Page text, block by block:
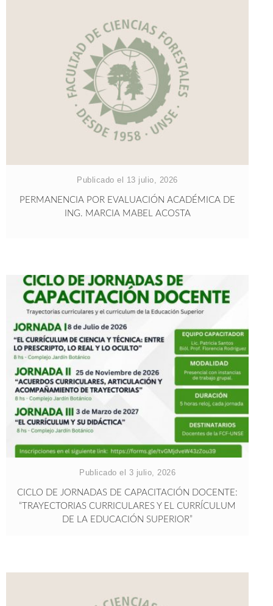
Publicado el 13 julio, 2026
PERMANENCIA POR EVALUACIÓN ACADÉMICA DE
ING. MARCIA MABEL ACOSTA
Publicado el 3 julio, 2026
CICLO DE JORNADAS DE CAPACITACIÓN DOCENTE:
“TRAYECTORIAS CURRICULARES Y EL CURRÍCULUM
DE LA EDUCACIÓN SUPERIOR”